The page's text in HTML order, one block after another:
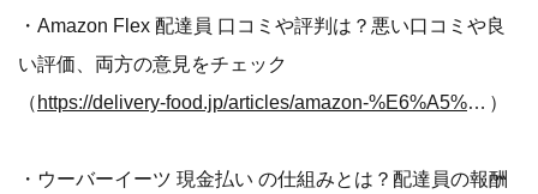
・Amazon Flex 配達員 口コミや評判は？悪い口コミや良
い評価、両方の意見をチェック
（
https://delivery-food.jp/articles/amazon-%E6%A5%AD%E5%8B%99%E5%A7%94%E8%A8%97-%E5%8F%A3%E3%82%B3%E3%83%9F-%E8%A9%95%E5%88%A4/ ）
・ウーバーイーツ 現金払い の仕組みとは？配達員の報酬